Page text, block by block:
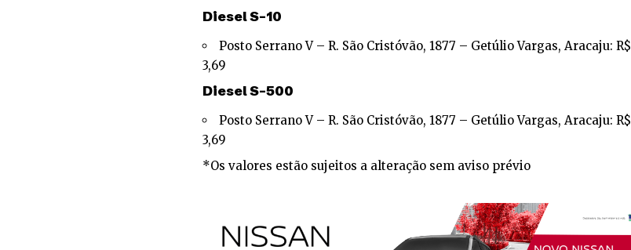
Diesel S-10
Posto Serrano V – R. São Cristóvão, 1877 – Getúlio Vargas, Aracaju: R$
3,69
Diesel S-500
Posto Serrano V – R. São Cristóvão, 1877 – Getúlio Vargas, Aracaju: R$
3,69
*Os valores estão sujeitos a alteração sem aviso prévio